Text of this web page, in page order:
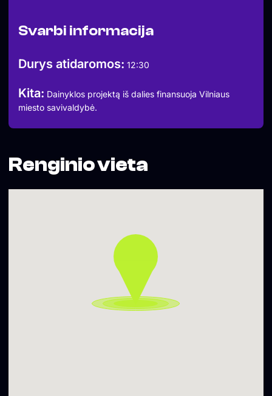
spalvingą kelionę. Interaktyvių veiklų metu pažinsime save
vertybes.
Adomas, Jonas ir Goda. Jie tiki, kad šventę visuomet
kuriame patys, o kiekvienas sutiktas žmogus gali tapti
nuostabiu bendrakeleiviu. Todėl jų kuriamos edukacijos,
stovyklos ir patirtys kviečia mokytis, draugauti ir kiekvieną
13.00 val. – animacinio filmo „Nepaprasta Maronos kelionė“
peržiūra
14.30 val. – edukacija „Mano spalvinga kelionė“
Svarbi informacija
Durys atidaromos: 12:30
Kita: Dainyklos projektą iš dalies finansuoja Vilniaus
miesto savivaldybė.
Renginio vieta